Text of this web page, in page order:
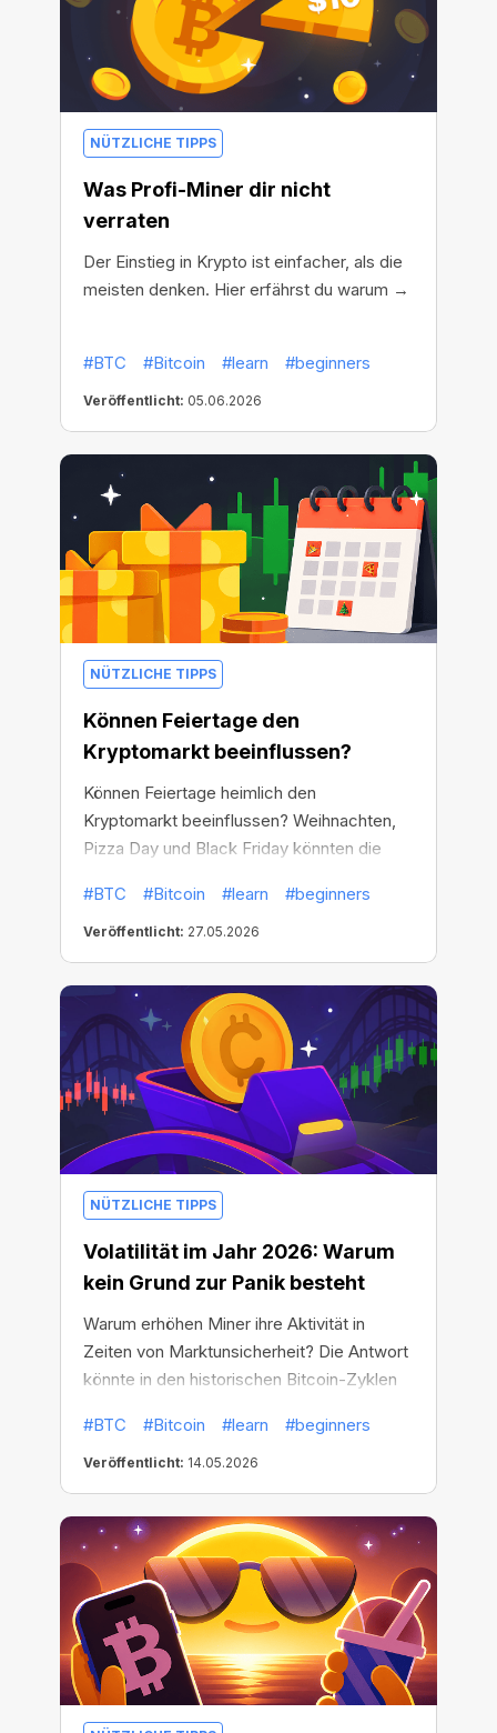
NÜTZLICHE TIPPS
Was Profi-Miner dir nicht
verraten
Der Einstieg in Krypto ist einfacher, als die
meisten denken. Hier erfährst du warum →
#BTC #Bitcoin #learn #beginners
Veröffentlicht: 05.06.2026
NÜTZLICHE TIPPS
Können Feiertage den
Kryptomarkt beeinflussen?
Können Feiertage heimlich den
Kryptomarkt beeinflussen? Weihnachten,
Pizza Day und Black Friday könnten die
erwartet.
#BTC #Bitcoin #learn #beginners
Veröffentlicht: 27.05.2026
NÜTZLICHE TIPPS
Volatilität im Jahr 2026: Warum
kein Grund zur Panik besteht
Warum erhöhen Miner ihre Aktivität in
Zeiten von Marktunsicherheit? Die Antwort
könnte in den historischen Bitcoin-Zyklen
#BTC
#Bitcoin #learn #beginners
Veröffentlicht: 14.05.2026